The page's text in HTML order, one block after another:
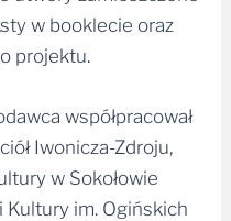
w booklecie oraz
projektu.
współpracował
Iwonicza-Zdroju,
w Sokołowie
Kultury im. Ogińskich